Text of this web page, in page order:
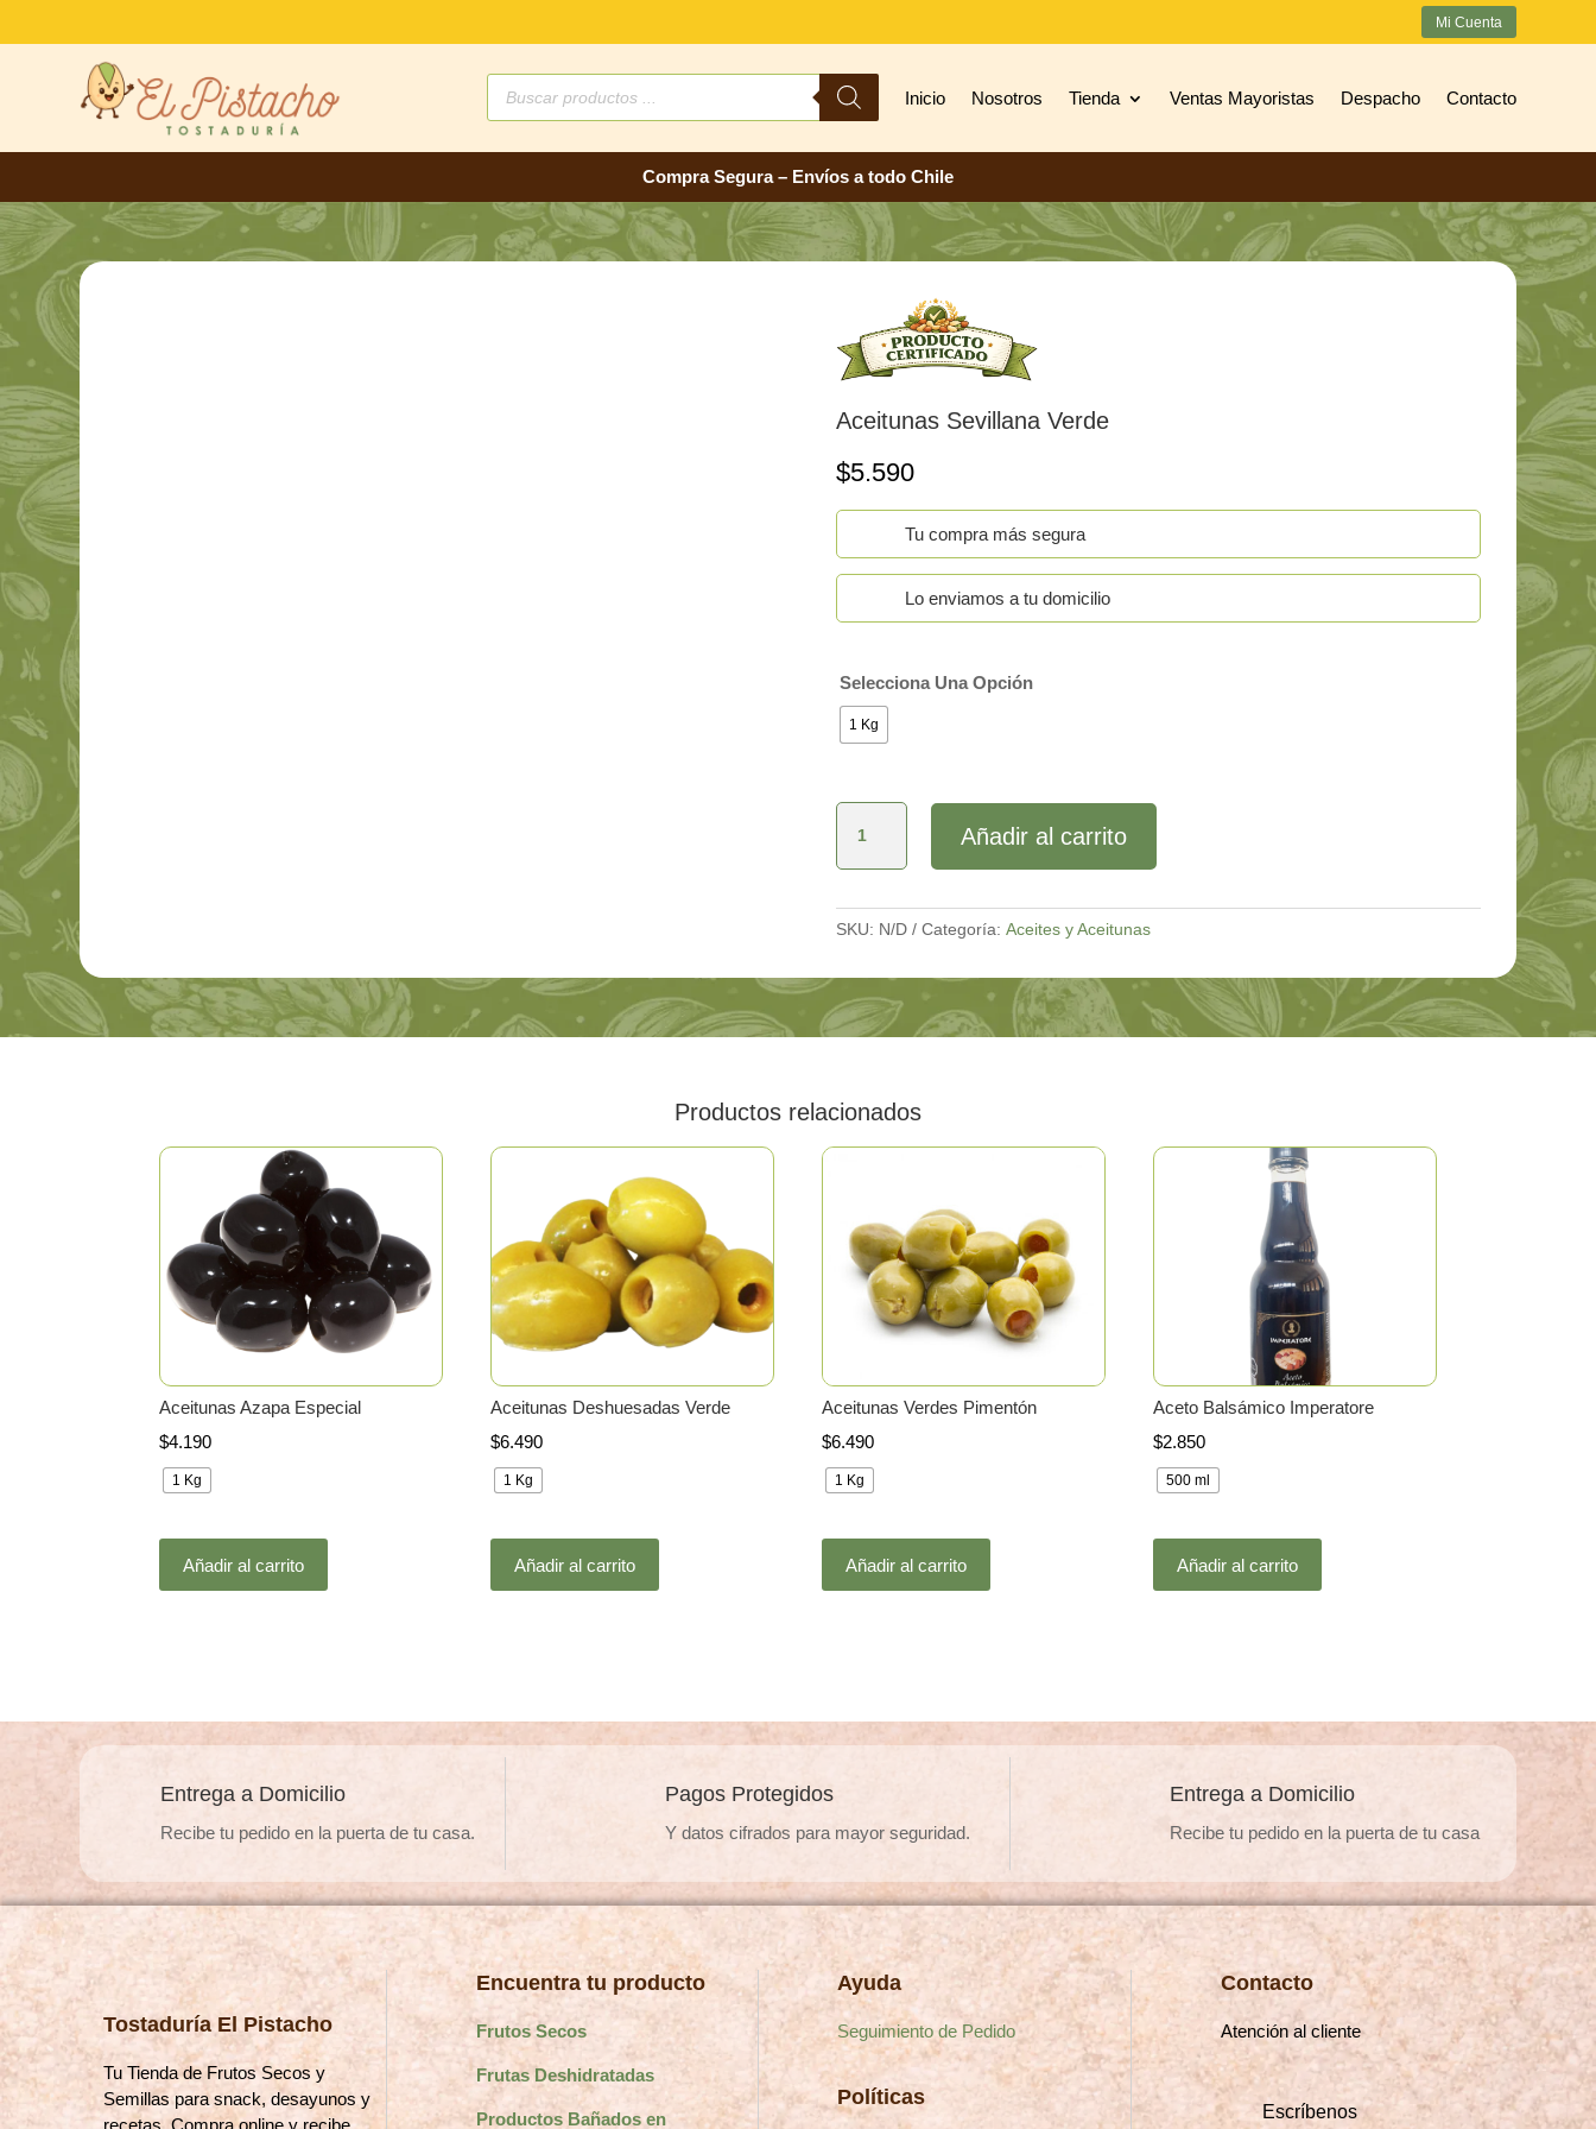
Mi Cuenta
Búsqueda
productos
Inicio Nosotros Tienda Ventas Mayoristas Despacho Contacto
Compra Segura – Envíos a todo Chile
Aceitunas Sevillana Verde
$5.590
Tu compra más segura
Lo enviamos a tu domicilio
Selecciona Una Opción
1 Kg
Aceitunas
Sevillana
Añadir al carrito
SKU: N/D Categoría: Aceites y Aceitunas
Productos relacionados
Aceitunas Azapa Especial
$4.190
1 Kg
Añadir al carrito
tiene
opciones
se
pueden
en
página
producto
Aceitunas Deshuesadas Verde
$6.490
1 Kg
Añadir al carrito
tiene
opciones
se
elegir
en
página
de
producto
Aceitunas Verdes Pimentón
$6.490
1 Kg
Añadir al carrito
tiene
opciones
se
página
de
producto
Aceto Balsámico Imperatore
$2.850
500 ml
Añadir al carrito
tiene
opciones
se
pueden
en
página
de
producto
Entrega a Domicilio
Recibe tu pedido en la puerta de tu casa.
Pagos Protegidos
Y datos cifrados para mayor seguridad.
Entrega a Domicilio
Recibe tu pedido en la puerta de tu casa
Tostaduría El Pistacho
Tu Tienda de Frutos Secos y
Semillas para snack, desayunos y
recetas. Compra online y recibe
Encuentra tu producto
Frutos Secos
Frutas Deshidratadas
Productos Bañados en
Ayuda
Seguimiento de Pedido
Políticas
Contacto
Atención al cliente
Escríbenos